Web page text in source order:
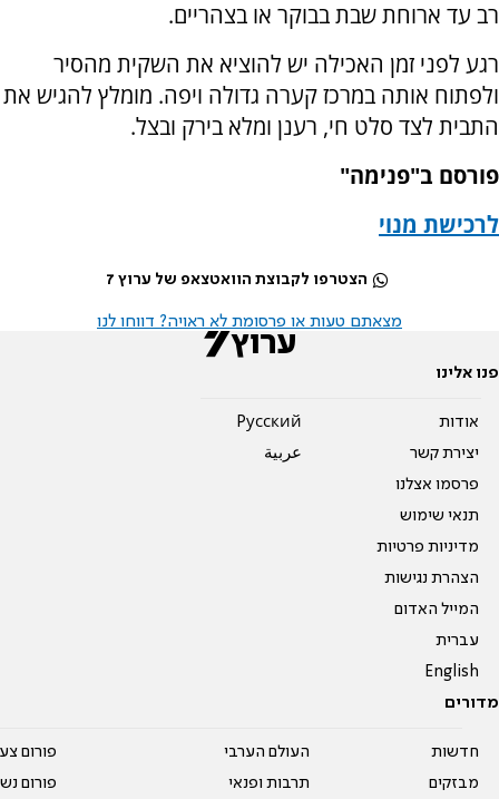
רב עד ארוחת שבת בבוקר או בצהריים.
רגע לפני זמן האכילה יש להוציא את השקית מהסיר
ולפתוח אותה במרכז קערה גדולה ויפה. מומלץ להגיש את
התבית לצד סלט חי, רענן ומלא בירק ובצל.
פורסם ב"פנימה"
לרכישת מנוי
הצטרפו לקבוצת הוואטצאפ של ערוץ 7
מצאתם טעות או פרסומת לא ראויה? דווחו לנו
פנו אלינו
אודות
יצירת קשר
פרסמו אצלנו
תנאי שימוש
מדיניות פרטיות
הצהרת נגישות
המייל האדום
עברית
English
Pусский
عربية
מדורים
חדשות
מבזקים
העולם הערבי
תרבות ופנאי
פורום
פורום